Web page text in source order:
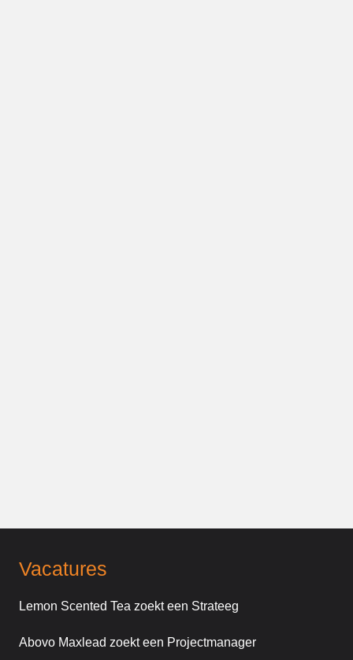
Vacatures
Lemon Scented Tea zoekt een Strateeg
Abovo Maxlead zoekt een Projectmanager